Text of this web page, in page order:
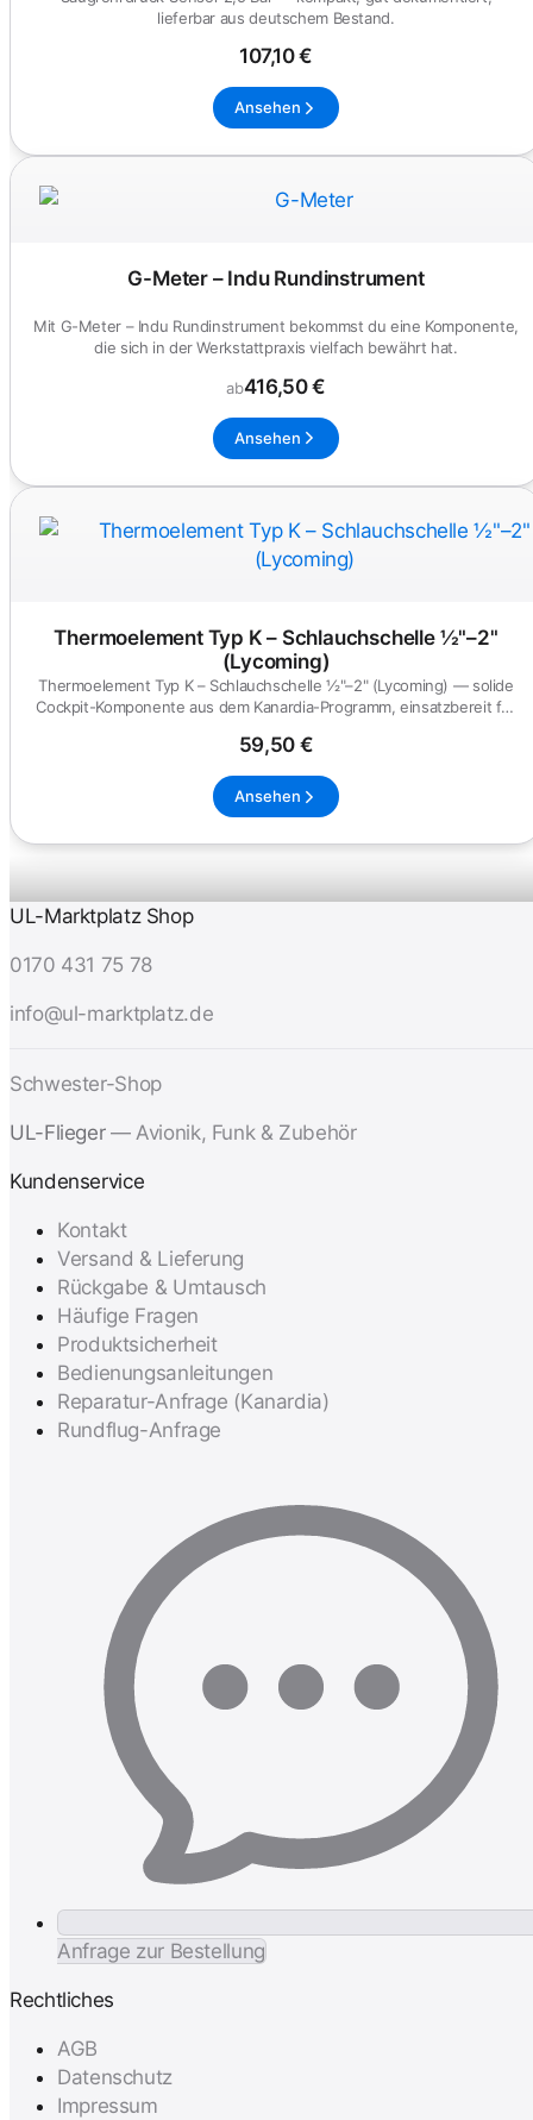
lieferbar aus deutschem Bestand.
107,10 €
Ansehen
G-Meter – Indu Rundinstrument
Mit G-Meter – Indu Rundinstrument bekommst du eine Komponente,
die sich in der Werkstattpraxis vielfach bewährt hat.
ab416,50 €
Ansehen
Thermoelement Typ K – Schlauchschelle ½"–2"
(Lycoming)
Thermoelement Typ K – Schlauchschelle ½"–2" (Lycoming) — solide
Cockpit-Komponente aus dem Kanardia-Programm, einsatzbereit für
59,50 €
Ansehen
UL-Marktplatz Shop
0170 431 75 78
info@ul-marktplatz.de
Schwester-Shop
UL-Flieger — Avionik, Funk & Zubehör
Kundenservice
Kontakt
Versand & Lieferung
Rückgabe & Umtausch
Häufige Fragen
Produktsicherheit
Bedienungsanleitungen
Reparatur-Anfrage (Kanardia)
Rundflug-Anfrage
Anfrage zur Bestellung
Rechtliches
AGB
Datenschutz
Impressum